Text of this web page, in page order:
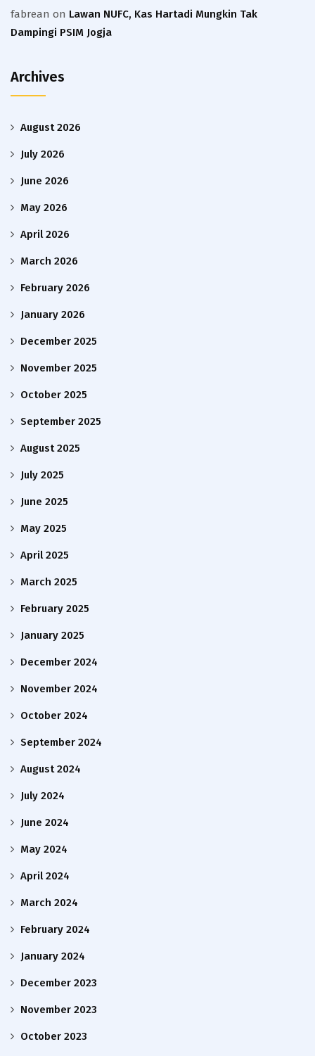
fabrean on Lawan NUFC, Kas Hartadi Mungkin Tak
Dampingi PSIM Jogja
Archives
August 2026
July 2026
June 2026
May 2026
April 2026
March 2026
February 2026
January 2026
December 2025
November 2025
October 2025
September 2025
August 2025
July 2025
June 2025
May 2025
April 2025
March 2025
February 2025
January 2025
December 2024
November 2024
October 2024
September 2024
August 2024
July 2024
June 2024
May 2024
April 2024
March 2024
February 2024
January 2024
December 2023
November 2023
October 2023